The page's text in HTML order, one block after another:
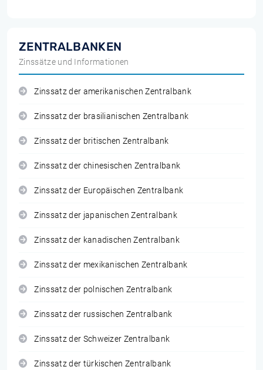
ZENTRALBANKEN
Zinssätze und Informationen
Zinssatz der amerikanischen Zentralbank
Zinssatz der brasilianischen Zentralbank
Zinssatz der britischen Zentralbank
Zinssatz der chinesischen Zentralbank
Zinssatz der Europäischen Zentralbank
Zinssatz der japanischen Zentralbank
Zinssatz der kanadischen Zentralbank
Zinssatz der mexikanischen Zentralbank
Zinssatz der polnischen Zentralbank
Zinssatz der russischen Zentralbank
Zinssatz der Schweizer Zentralbank
Zinssatz der türkischen Zentralbank